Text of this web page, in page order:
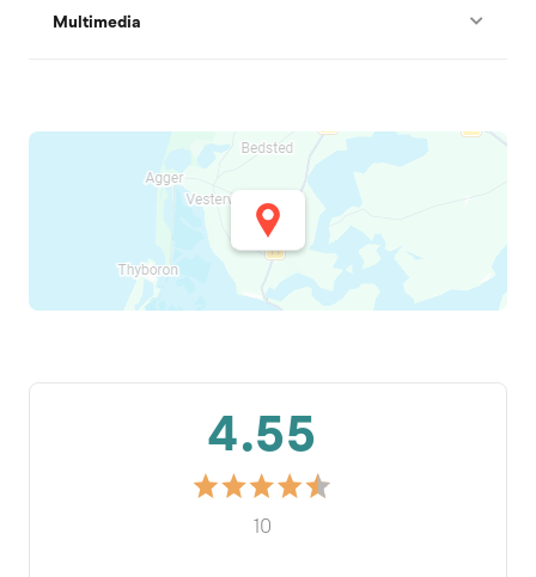
Multimedia
4.55
10